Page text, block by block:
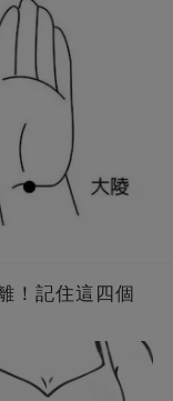
！記住這四個